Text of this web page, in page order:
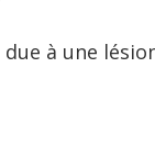
due à une